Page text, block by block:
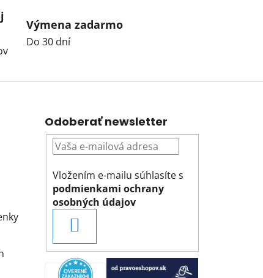
Výmena zadarmo
Do 30 dní
Odoberať newsletter
Vložením e-mailu súhlasíte s
podmienkami ochrany
osobných údajov
SA